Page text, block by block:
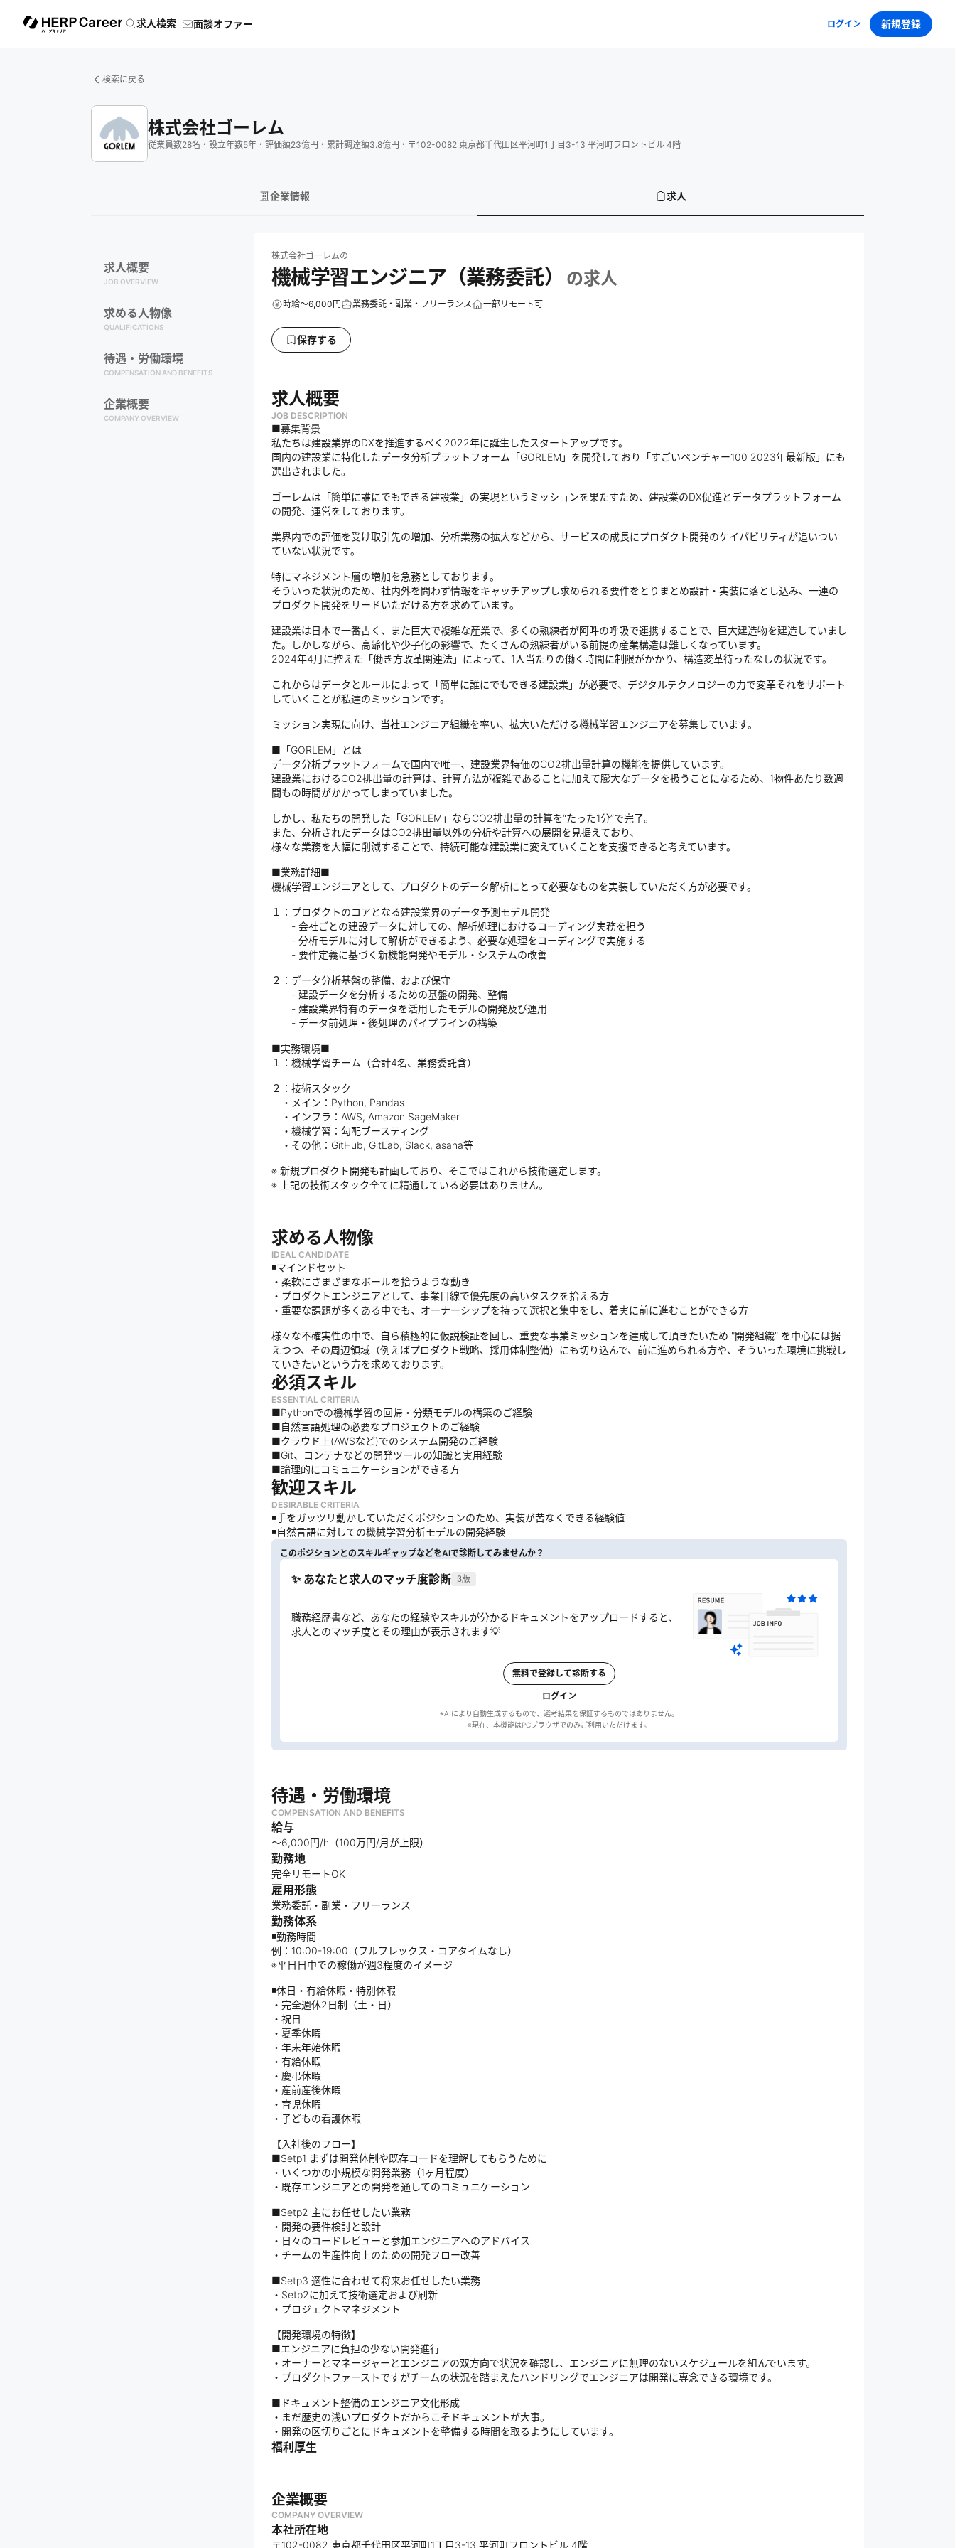
求人検索 面談オファー ログイン 新規登録
検索に戻る
株式会社ゴーレム
従業員数28名 ・ 設立年数5年 ・ 評価額23億円 ・ 累計調達額3.8億円 ・ 〒102-0082 東京都千代田区平河町1丁目3-13 平河町フロントビル 4階
企業情報 求人
求人概要
JOB OVERVIEW
求める人物像
QUALIFICATIONS
待遇・労働環境
COMPENSATION AND BENEFITS
企業概要
COMPANY OVERVIEW
株式会社ゴーレムの
機械学習エンジニア（業務委託） の求人
時給～6,000円 業務委託・副業・フリーランス 一部リモート可
保存する
求人概要
JOB DESCRIPTION
■募集背景
私たちは建設業界のDXを推進するべく2022年に誕生したスタートアップです。
国内の建設業に特化したデータ分析プラットフォーム「GORLEM」を開発しており「すごいベンチャー100 2023年最新版」にも
選出されました。
ゴーレムは「簡単に誰にでもできる建設業」の実現というミッションを果たすため、建設業のDX促進とデータプラットフォーム
の開発、運営をしております。
業界内での評価を受け取引先の増加、分析業務の拡大などから、サービスの成長にプロダクト開発のケイパビリティが追いつい
ていない状況です。
特にマネジメント層の増加を急務としております。
そういった状況のため、社内外を問わず情報をキャッチアップし求められる要件をとりまとめ設計・実装に落とし込み、一連の
プロダクト開発をリードいただける方を求めています。
建設業は日本で一番古く、また巨大で複雑な産業で、多くの熟練者が阿吽の呼吸で連携することで、巨大建造物を建造していまし
た。しかしながら、高齢化や少子化の影響で、たくさんの熟練者がいる前提の産業構造は難しくなっています。
2024年4月に控えた「働き方改革関連法」によって、1人当たりの働く時間に制限がかかり、構造変革待ったなしの状況です。
これからはデータとルールによって「簡単に誰にでもできる建設業」が必要で、デジタルテクノロジーの力で変革それをサポート
していくことが私達のミッションです。
ミッション実現に向け、当社エンジニア組織を率い、拡大いただける機械学習エンジニアを募集しています。
■「GORLEM」とは
データ分析プラットフォームで国内で唯一、建設業界特価のCO2排出量計算の機能を提供しています。
建設業におけるCO2排出量の計算は、計算方法が複雑であることに加えて膨大なデータを扱うことになるため、1物件あたり数週
間もの時間がかかってしまっていました。
しかし、私たちの開発した「GORLEM」ならCO2排出量の計算を“たった1分”で完了。
また、分析されたデータはCO2排出量以外の分析や計算への展開を見据えており、
様々な業務を大幅に削減することで、持続可能な建設業に変えていくことを支援できると考えています。
■業務詳細■
機械学習エンジニアとして、プロダクトのデータ解析にとって必要なものを実装していただく方が必要です。
１：プロダクトのコアとなる建設業界のデータ予測モデル開発
- 会社ごとの建設データに対しての、解析処理におけるコーディング実務を担う
- 分析モデルに対して解析ができるよう、必要な処理をコーディングで実施する
- 要件定義に基づく新機能開発やモデル・システムの改善
２：データ分析基盤の整備、および保守
- 建設データを分析するための基盤の開発、整備
- 建設業界特有のデータを活用したモデルの開発及び運用
- データ前処理・後処理のパイプラインの構築
■実務環境■
１：機械学習チーム（合計4名、業務委託含）
２：技術スタック
・メイン：Python, Pandas
・インフラ：AWS, Amazon SageMaker
・機械学習：勾配ブースティング
・その他：GitHub, GitLab, Slack, asana等
※ 新規プロダクト開発も計画しており、そこではこれから技術選定します。
※ 上記の技術スタック全てに精通している必要はありません。
求める人物像
IDEAL CANDIDATE
◾️マインドセット
・柔軟にさまざまなボールを拾うような動き
・プロダクトエンジニアとして、事業目線で優先度の高いタスクを拾える方
・重要な課題が多くある中でも、オーナーシップを持って選択と集中をし、着実に前に進むことができる方
様々な不確実性の中で、自ら積極的に仮説検証を回し、重要な事業ミッションを達成して頂きたいため "開発組織” を中心には据
えつつ、その周辺領域（例えばプロダクト戦略、採用体制整備）にも切り込んで、前に進められる方や、そういった環境に挑戦し
ていきたいという方を求めております。
必須スキル
ESSENTIAL CRITERIA
■Pythonでの機械学習の回帰・分類モデルの構築のご経験
■自然言語処理の必要なプロジェクトのご経験
■クラウド上(AWSなど)でのシステム開発のご経験
■Git、コンテナなどの開発ツールの知識と実用経験
■論理的にコミュニケーションができる方
歓迎スキル
DESIRABLE CRITERIA
◾️手をガッツリ動かしていただくポジションのため、実装が苦なくできる経験値
◾️自然言語に対しての機械学習分析モデルの開発経験
このポジションとのスキルギャップなどをAIで診断してみませんか？
✨ あなたと求人のマッチ度診断 β版
職務経歴書など、あなたの経験やスキルが分かるドキュメントをアップロードすると、
求人とのマッチ度とその理由が表示されます💡
無料で登録して診断する
ログイン
※AIにより自動生成するもので、選考結果を保証するものではありません。
待遇・労働環境
COMPENSATION AND BENEFITS
給与
〜6,000円/h（100万円/月が上限）
勤務地
完全リモートOK
雇用形態
業務委託・副業・フリーランス
勤務体系
◾️勤務時間
例：10:00-19:00（フルフレックス・コアタイムなし）
※平日日中での稼働が週3程度のイメージ
◾️休日・有給休暇・特別休暇
・完全週休2日制（土・日）
・祝日
・夏季休暇
・年末年始休暇
・有給休暇
・慶弔休暇
・産前産後休暇
・育児休暇
・子どもの看護休暇
【入社後のフロー】
■Setp1 まずは開発体制や既存コードを理解してもらうために
・いくつかの小規模な開発業務（1ヶ月程度）
・既存エンジニアとの開発を通してのコミュニケーション
■Setp2 主にお任せしたい業務
・開発の要件検討と設計
・日々のコードレビューと参加エンジニアへのアドバイス
・チームの生産性向上のための開発フロー改善
■Setp3 適性に合わせて将来お任せしたい業務
・Setp2に加えて技術選定および刷新
・プロジェクトマネジメント
【開発環境の特徴】
■エンジニアに負担の少ない開発進行
・オーナーとマネージャーとエンジニアの双方向で状況を確認し、エンジニアに無理のないスケジュールを組んでいます。
・プロダクトファーストですがチームの状況を踏まえたハンドリングでエンジニアは開発に専念できる環境です。
■ドキュメント整備のエンジニア文化形成
・まだ歴史の浅いプロダクトだからこそドキュメントが大事。
・開発の区切りごとにドキュメントを整備する時間を取るようにしています。
福利厚生
企業概要
COMPANY OVERVIEW
本社所在地
〒102-0082 東京都千代田区平河町1丁目3-13 平河町フロントビル 4階